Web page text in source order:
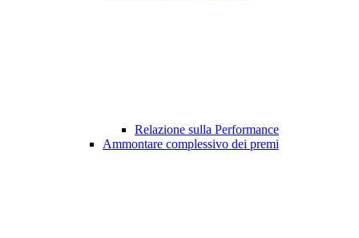
Relazione sulla Performance
Ammontare complessivo dei premi